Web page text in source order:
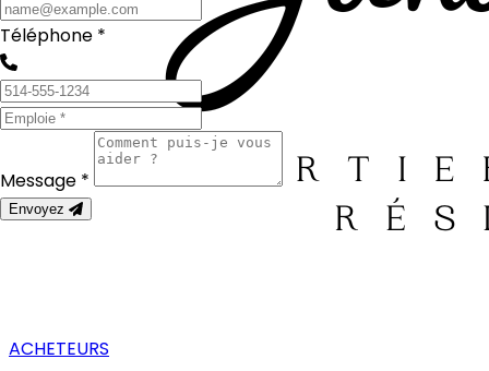
ACHETEURS
Téléphone *
Message *
Envoyez